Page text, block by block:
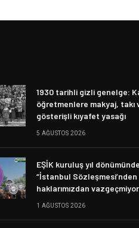
1930 tarihli gizli genelge:
öğretmenlere makyaj, takı
gösterişli kıyafet yasağı
5 AĞUSTOS 2026
EŞİK kuruluş yıl
“İstanbul Sözleşmesi’nden
haklarımızdan
1 AĞUSTOS 2026